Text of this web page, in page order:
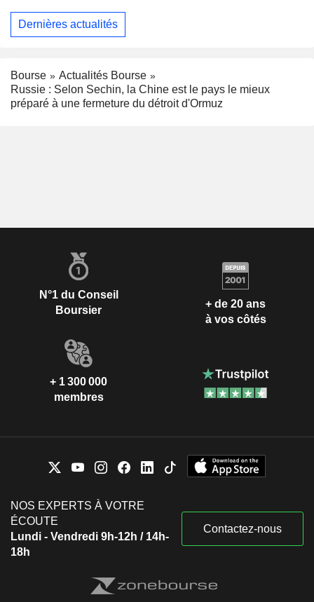
Dernières actualités
Bourse
Actualités Bourse
Russie : Selon Sechin, la Chine est le pays le mieux
préparé à une fermeture du détroit d'Ormuz
N°1 du Conseil
Boursier
+ de 20 ans
à vos côtés
+ 1 300 000
membres
NOS EXPERTS À VOTRE
ÉCOUTE
Lundi - Vendredi 9h-12h / 14h-
18h
Contactez-nous